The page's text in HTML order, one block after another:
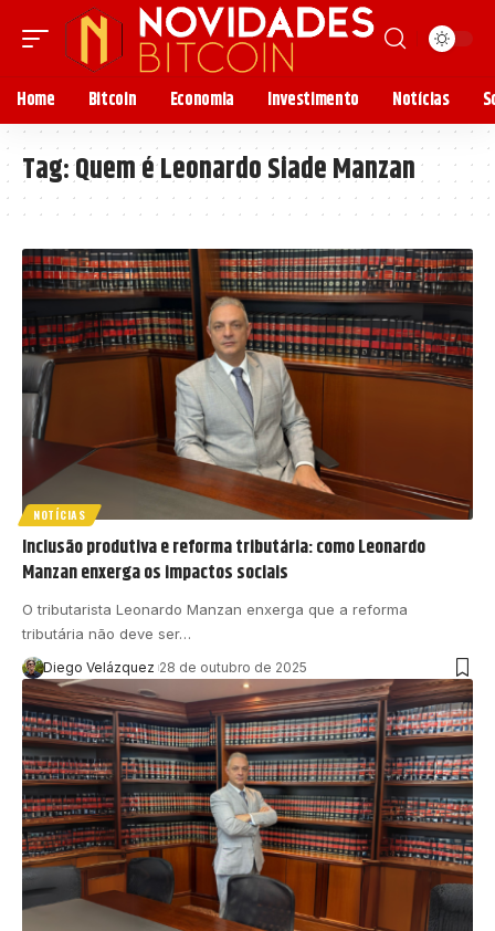
Home Bitcoin Economia Investimento Notícias
Tag:Quem é Leonardo Siade Manzan
NOTÍCIAS
Inclusão produtiva e reforma tributária: como Leonardo
Manzan enxerga os impactos sociais
O tributarista Leonardo Manzan enxerga que a reforma
tributária não deve ser…
Diego Velázquez 28 de outubro de 2025